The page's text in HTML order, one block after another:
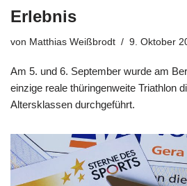
Erlebnis
von Matthias Weißbrodt 9. Oktober
Am 5. und 6. September wurde am
einzige reale thüringenweite Triathlon
Altersklassen durchgeführt.